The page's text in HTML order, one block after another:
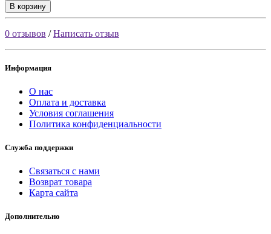
В корзину
0 отзывов /Написать отзыв
Информация
О нас
Оплата и доставка
Условия соглашения
Политика конфиденциальности
Служба поддержки
Связаться с нами
Возврат товара
Карта сайта
Дополнительно